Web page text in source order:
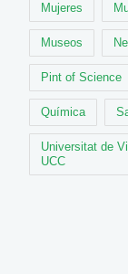
Mujeres
Museos
Pint of Science
Química
Universitat de
UCC